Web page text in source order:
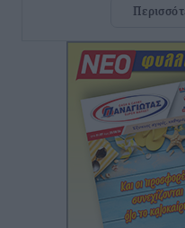
ΣΕΤΕ: Σημαντική
για τον τουρισμό
• πριν 5 ώρες
Γ. Χατζημάρκος: “Δύο
Γεωργιάδη” – Κίνητρα
και συνεργασία Ρόδου
Ακτινοθεραπευτικό
Τοπικές Ειδήσεις πριν 5 ώρες